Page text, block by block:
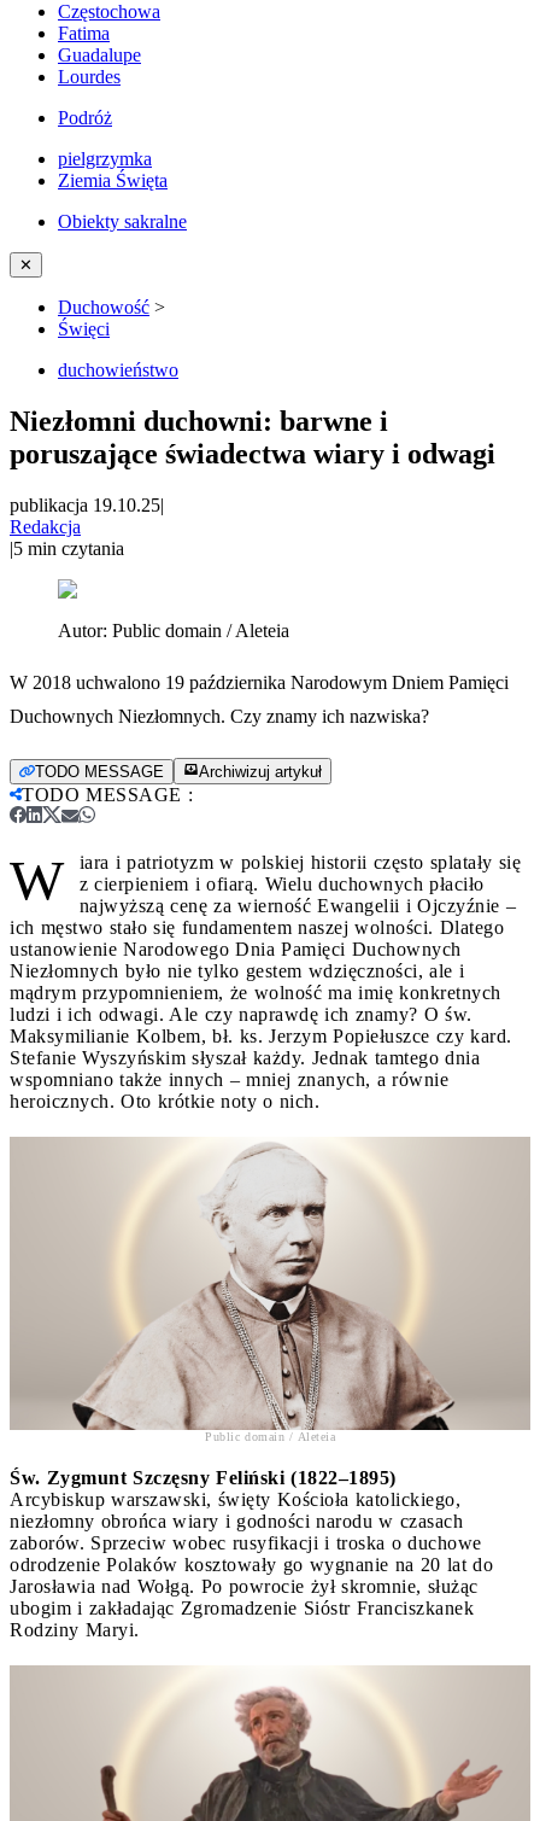
Częstochowa
Fatima
Guadalupe
Lourdes
Podróż
pielgrzymka
Ziemia Święta
Obiekty sakralne
✕
Duchowość >
Święci
duchowieństwo
Niezłomni duchowni: barwne i
poruszające świadectwa wiary i odwagi
publikacja 19.10.25|
Redakcja
|5 min czytania
Autor: Public domain / Aleteia
W 2018 uchwalono 19 października Narodowym Dniem Pamięci
Duchownych Niezłomnych. Czy znamy ich nazwiska?
TODO MESSAGE Archiwizuj artykuł
TODO MESSAGE :
W
iara i patriotyzm w polskiej historii często splatały się
z cierpieniem i ofiarą. Wielu duchownych płaciło
najwyższą cenę za wierność Ewangelii i Ojczyźnie –
ich męstwo stało się fundamentem naszej wolności. Dlatego
ustanowienie Narodowego Dnia Pamięci Duchownych
Niezłomnych było nie tylko gestem wdzięczności, ale i
mądrym przypomnieniem, że wolność ma imię konkretnych
ludzi i ich odwagi. Ale czy naprawdę ich znamy? O św.
Maksymilianie Kolbem, bł. ks. Jerzym Popiełuszce czy kard.
Stefanie Wyszyńskim słyszał każdy. Jednak tamtego dnia
wspomniano także innych – mniej znanych, a równie
heroicznych. Oto krótkie noty o nich.
Public domain / Aleteia
Św. Zygmunt Szczęsny Feliński (1822–1895)
Arcybiskup warszawski, święty Kościoła katolickiego,
niezłomny obrońca wiary i godności narodu w czasach
zaborów. Sprzeciw wobec rusyfikacji i troska o duchowe
odrodzenie Polaków kosztowały go wygnanie na 20 lat do
Jarosławia nad Wołgą. Po powrocie żył skromnie, służąc
ubogim i zakładając Zgromadzenie Sióstr Franciszkanek
Rodziny Maryi.